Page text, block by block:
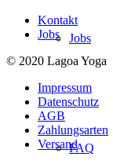
Jobs
FAQ
Kontakt
Jobs
© 2020 Lagoa Yoga
Impressum
Datenschutz
AGB
Zahlungsarten
Versand